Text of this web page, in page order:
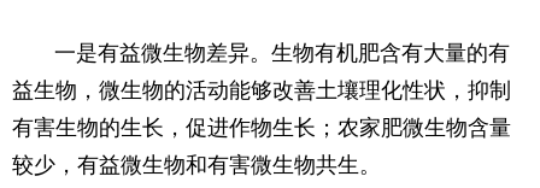
一是有益微生物差异。生物有机肥含有大量的有
益生物，微生物的活动能够改善土壤理化性状，抑制
有害生物的生长，促进作物生长；农家肥微生物含量
较少，有益微生物和有害微生物共生。